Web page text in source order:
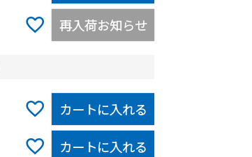
再入荷お知らせ
カートに入れる
カートに入れる